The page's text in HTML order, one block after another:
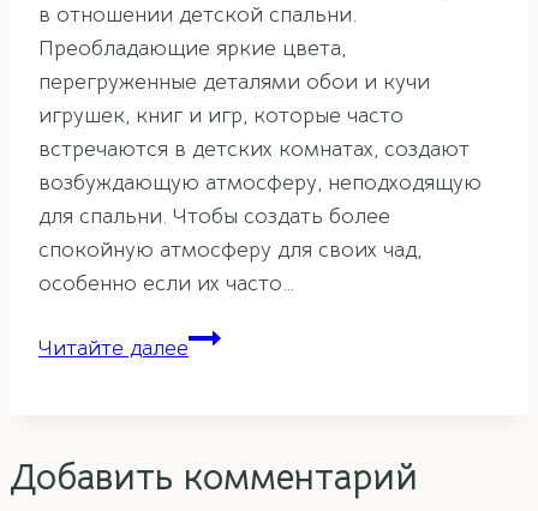
в отношении детской спальни.
Преобладающие яркие цвета,
перегруженные деталями обои и кучи
игрушек, книг и игр, которые часто
встречаются в детских комнатах, создают
возбуждающую атмосферу, неподходящую
для спальни. Чтобы создать более
спокойную атмосферу для своих чад,
особенно если их часто…
Читайте далееОбустройство
фэн-
Добавить комментарий